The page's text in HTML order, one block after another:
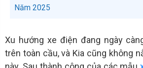
Năm 2025
Xu hướng xe điện đang ngày
trên toàn cầu, và Kia cũng không